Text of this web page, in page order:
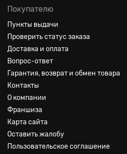
Покупателю
Пункты выдачи
Проверить статус заказа
Доставка и оплата
Вопрос-ответ
Гарантия, возврат и обмен товара
Контакты
О компании
Франшиза
Карта сайта
Оставить жалобу
Пользовательское соглашение